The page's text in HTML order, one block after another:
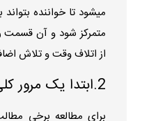
میشود تا خواننده
متمرکز شود و آن قسمت
از اتلاف وقت و تلاش
2.ابتدا یک مرور کلی انجام دهید
برای مطالعه برخی